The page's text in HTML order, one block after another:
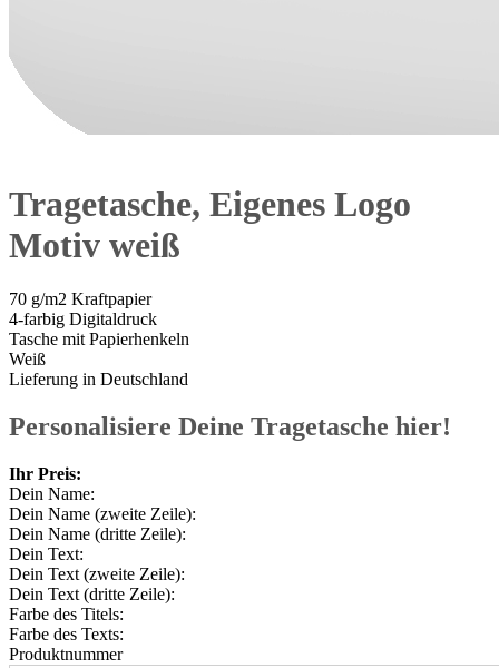
Tragetasche, Eigenes Logo
Motiv weiß
70 g/m2 Kraftpapier
4-farbig Digitaldruck
Tasche mit Papierhenkeln
Weiß
Lieferung in Deutschland
Personalisiere Deine Tragetasche hier!
Ihr Preis:
Dein Name:
Dein Name (zweite Zeile):
Dein Name (dritte Zeile):
Dein Text:
Dein Text (zweite Zeile):
Dein Text (dritte Zeile):
Farbe des Titels:
Farbe des Texts:
Produktnummer